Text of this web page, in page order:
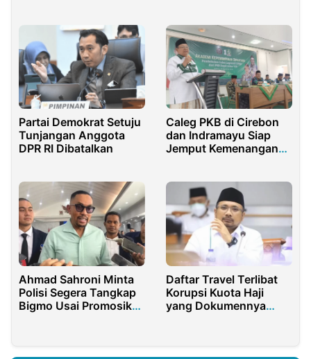
Partai Demokrat Setuju
Tunjangan Anggota
DPR RI Dibatalkan
Caleg PKB di Cirebon
dan Indramayu Siap
Jemput Kemenangan
Ahmad Sahroni Minta
Polisi Segera Tangkap
Bigmo Usai Promosikan
Daftar Travel Terlibat
Korupsi Kuota Haji
yang Dokumennya